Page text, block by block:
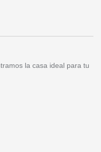
la casa ideal para tu